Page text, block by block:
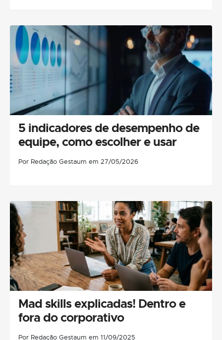
5 indicadores de desempenho de
equipe, como escolher e usar
Por Redação Gestaum em 27/05/2026
Mad skills explicadas! Dentro e
fora do corporativo
Por Redação Gestaum em 11/09/2025